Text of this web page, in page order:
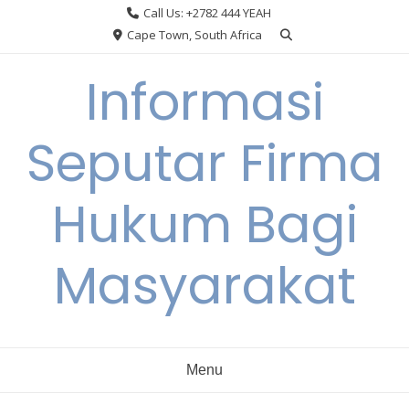
Call Us: +2782 444 YEAH
Cape Town, South Africa
Informasi
Seputar Firma
Hukum Bagi
Masyarakat
Menu